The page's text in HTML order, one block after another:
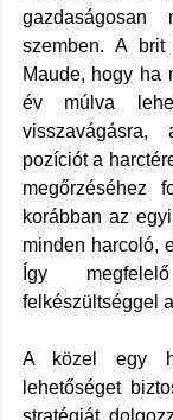
gazdaságosan
szemben. A
Maude, hogy ha
év múlva
visszavágásra,
pozíciót a
megőrzéséhez
korábban az
minden harcoló,
Így
felkészültséggel
A közel egy
lehetőséget
stratégiát